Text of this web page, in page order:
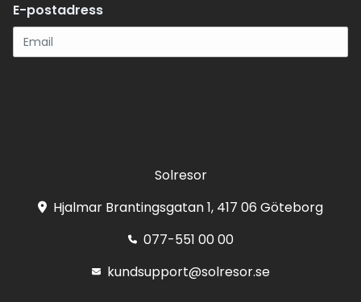
E-postadress
Solresor
Hjalmar Brantingsgatan 1, 417 06 Göteborg
077-551 00 00
kundsupport@solresor.se